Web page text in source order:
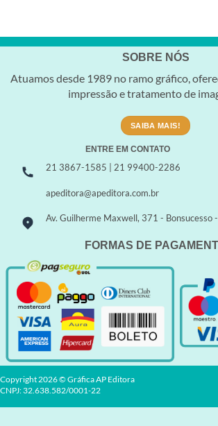
SOBRE NÓS
Atuamos desde 1989 no ramo gráfico,
impressão e tratamento de
SAIBA MAIS!
ENTRE EM CONTATO
21 3867-1585 | 21 99400-2286
apeditora@apeditora.com.br
Av. Guilherme Maxwell, 371 - Bonsucesso -
FORMAS DE
Copyright 2026 © Gráfica AP Editora
CNPJ: 32.638.582/0001-22